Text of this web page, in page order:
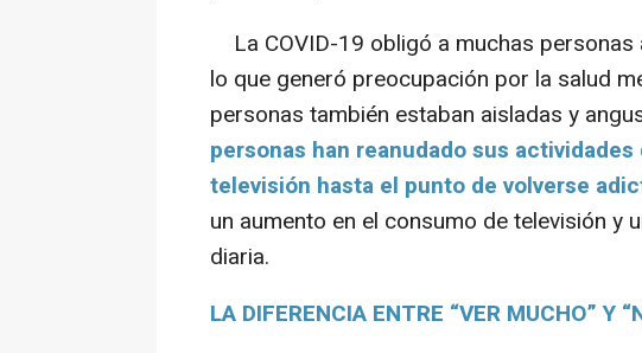
La COVID-19 obligó a muchas
lo que generó preocupación por la salud
personas también estaban aisladas y
personas han reanudado sus
televisión hasta el punto de volverse
un aumento en el consumo de televisión y
diaria.
LA DIFERENCIA ENTRE “VER MUCHO” Y